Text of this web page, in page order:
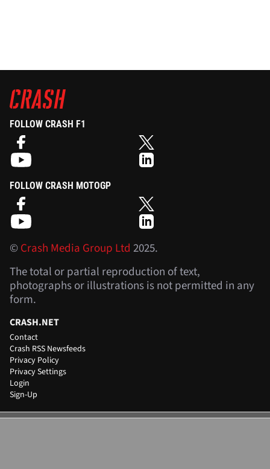
FOLLOW CRASH F1
FOLLOW CRASH MOTOGP
©Crash Media Group Ltd 2025.
The total or partial reproduction of text,
photographs or illustrations is not permitted in any
form.
CRASH.NET
Contact
Crash RSS Newsfeeds
Privacy Policy
Privacy Settings
Login
Sign-Up